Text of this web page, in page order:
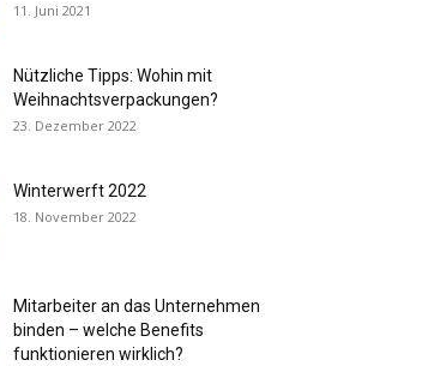
11. Juni 2021
Nützliche Tipps: Wohin mit
Weihnachtsverpackungen?
23. Dezember 2022
Winterwerft 2022
18. November 2022
Mitarbeiter an das Unternehmen
binden – welche Benefits
funktionieren wirklich?